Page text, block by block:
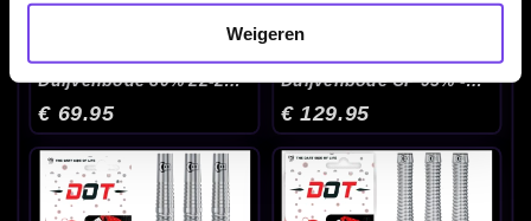
Weigeren
Bull's Dirk van
Duijvenbode 80% 22-24
€ 69.95
Bull's Dirk van
Duijvenbode CP 95% -
€ 129.95